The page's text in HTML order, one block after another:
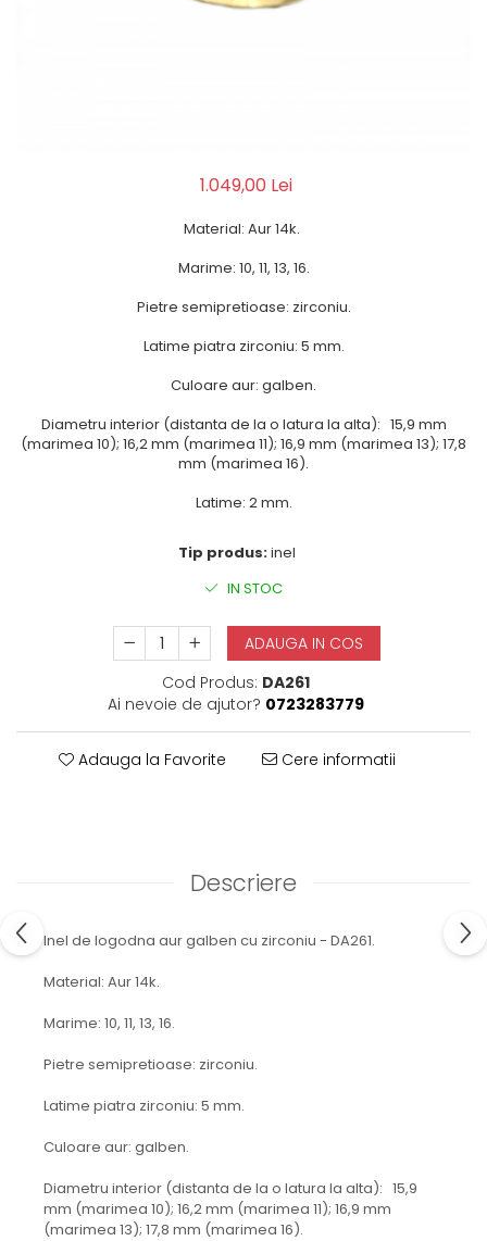
1.049,00 Lei
Material: Aur 14k.
Marime: 10, 11, 13, 16.
Pietre semipretioase: zirconiu.
Latime piatra zirconiu: 5 mm.
Culoare aur: galben.
Diametru interior (distanta de la o latura la alta): 15,9 mm
(marimea 10); 16,2 mm (marimea 11); 16,9 mm (marimea 13); 17,8
mm (marimea 16).
Latime: 2 mm.
Tip produs:inel
IN STOC
ADAUGA IN COS
Cod Produs: DA261
Ai nevoie de ajutor? 0723283779
Adauga la Favorite Cere informatii
Descriere
Inel de logodna aur galben cu zirconiu - DA261.
Material: Aur 14k.
Marime: 10, 11, 13, 16.
Pietre semipretioase: zirconiu.
Latime piatra zirconiu: 5 mm.
Culoare aur: galben.
Diametru interior (distanta de la o latura la alta): 15,9
mm (marimea 10); 16,2 mm (marimea 11); 16,9 mm
(marimea 13); 17,8 mm (marimea 16).